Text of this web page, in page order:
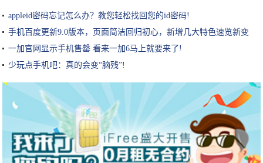
appleid密码忘记怎么办？教您轻松找回您的id密码!
手机百度更新9.0版本，页面简洁回归初心，新增几大特色速览新变
化!
一加官网显示手机售罄 看来一加6马上就要来了!
少玩点手机吧：真的会变“脑残”!